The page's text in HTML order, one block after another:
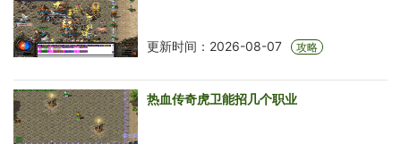
更新时间：2026-08-07 攻略
热血传奇虎卫能招几个职业